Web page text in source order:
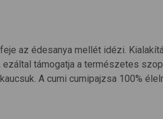
az édesanya mellét idézi.
támogatja a természetes
A cumi cumipajzsa 100%